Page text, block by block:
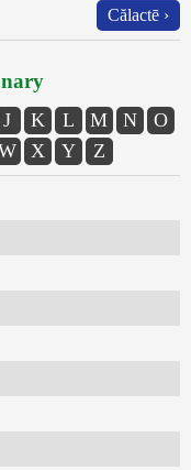
Călactē ›
J K L M N
O
X Y Z